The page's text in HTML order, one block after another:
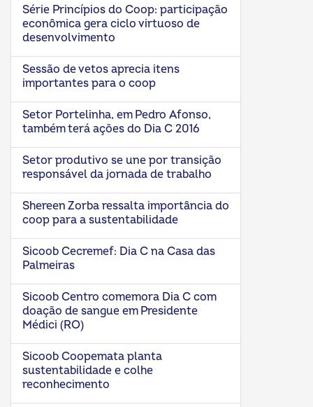
Série Princípios do Coop: participação
econômica gera ciclo virtuoso de
desenvolvimento
Sessão de vetos aprecia itens
importantes para o coop
Setor Portelinha, em Pedro Afonso,
também terá ações do Dia C 2016
Setor produtivo se une por transição
responsável da jornada de trabalho
Shereen Zorba ressalta importância do
coop para a sustentabilidade
Sicoob Cecremef: Dia C na Casa das
Palmeiras
Sicoob Centro comemora Dia C com
doação de sangue em Presidente
Médici (RO)
Sicoob Coopemata planta
sustentabilidade e colhe
reconhecimento